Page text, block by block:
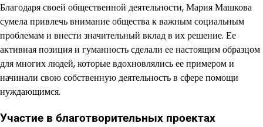
Благодаря своей общественной деятельности, Мария Машкова
сумела привлечь внимание общества к важным социальным
проблемам и внести значительный вклад в их решение. Ее
активная позиция и гуманность сделали ее настоящим образцом
для многих людей, которые вдохновлялись ее примером и
начинали свою собственную деятельность в сфере помощи
нуждающимся.
Участие в благотворительных проектах